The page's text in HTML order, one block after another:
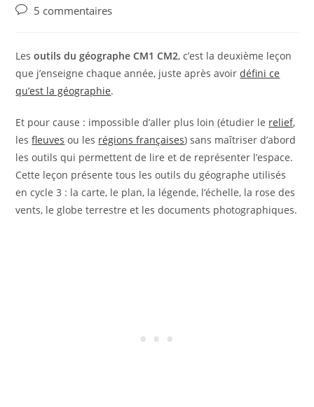
5 commentaires
Lesoutils du géographe CM1 CM2, c’est la deuxième leçon
que j’enseigne chaque année, juste après avoirdéfini ce
qu’est la géographie.
Et pour cause : impossible d’aller plus loin (étudier le relief,
lesfleuves ou les régions françaises) sans maîtriser d’abord
les outils qui permettent de lire et de représenter l’espace.
Cette leçon présente tous les outils du géographe utilisés
en cycle 3 : la carte, le plan, la légende, l’échelle, la rose des
vents, le globe terrestre et les documents photographiques.